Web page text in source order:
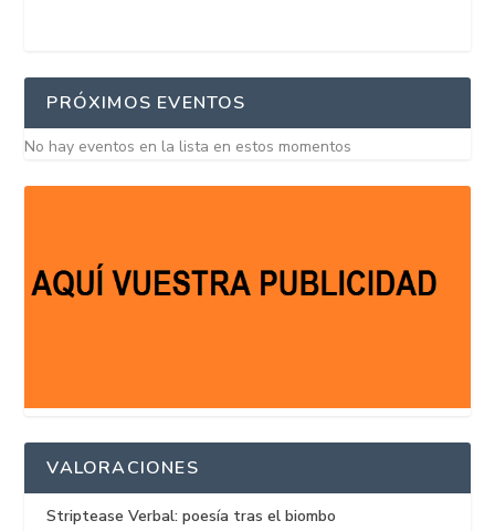
PRÓXIMOS EVENTOS
No hay eventos en la lista en estos momentos
VALORACIONES
Striptease Verbal: poesía tras el biombo